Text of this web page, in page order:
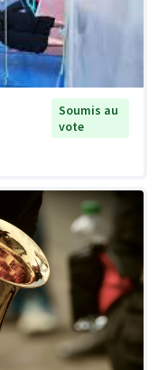
Soumis au
vote